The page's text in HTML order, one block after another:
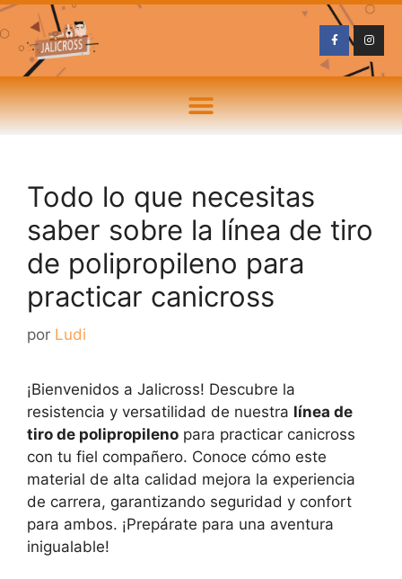
Todo lo que necesitas
saber sobre la línea de tiro
de polipropileno para
practicar canicross
por Ludi
¡Bienvenidos a Jalicross! Descubre la
resistencia y versatilidad de nuestra línea de
tiro de polipropileno para practicar canicross
con tu fiel compañero. Conoce cómo este
material de alta calidad mejora la experiencia
de carrera, garantizando seguridad y confort
para ambos. ¡Prepárate para una aventura
inigualable!